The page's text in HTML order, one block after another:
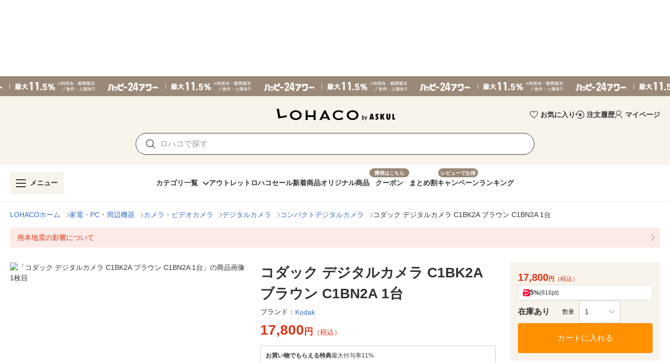
お気に入り 注文履歴 マイページ
メニュー カテゴリ一覧 アウトレット ロハコセール新着商品オリジナル商品
獲得はこちら
クーポン まとめ割
レビューでお得
キャンペーンランキング
LOHACOホーム 家電・PC・周辺機器 カメラ・ビデオカメラ デジタルカメラ コンパクトデジタルカメラ コダック デジタルカメラ C1BK2A ブラウン C1BN2A 1台
熊本地震の影響について
コダック デジタルカメラ C1BK2A
ブラウン C1BN2A 1台
ブランド： Kodak
17,800 円 （税込）
お買い物でもらえる特典最大付与率11%
17,800円 （税込）
5%(816pt)
在庫あり 数量 1
カートに入れる